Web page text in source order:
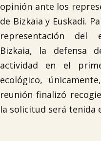
opinión ante los
de Bizkaia y Euskadi.
representación del
Bizkaia, la defensa
actividad en el
ecológico,
reunión finalizó
la solicitud será tenida